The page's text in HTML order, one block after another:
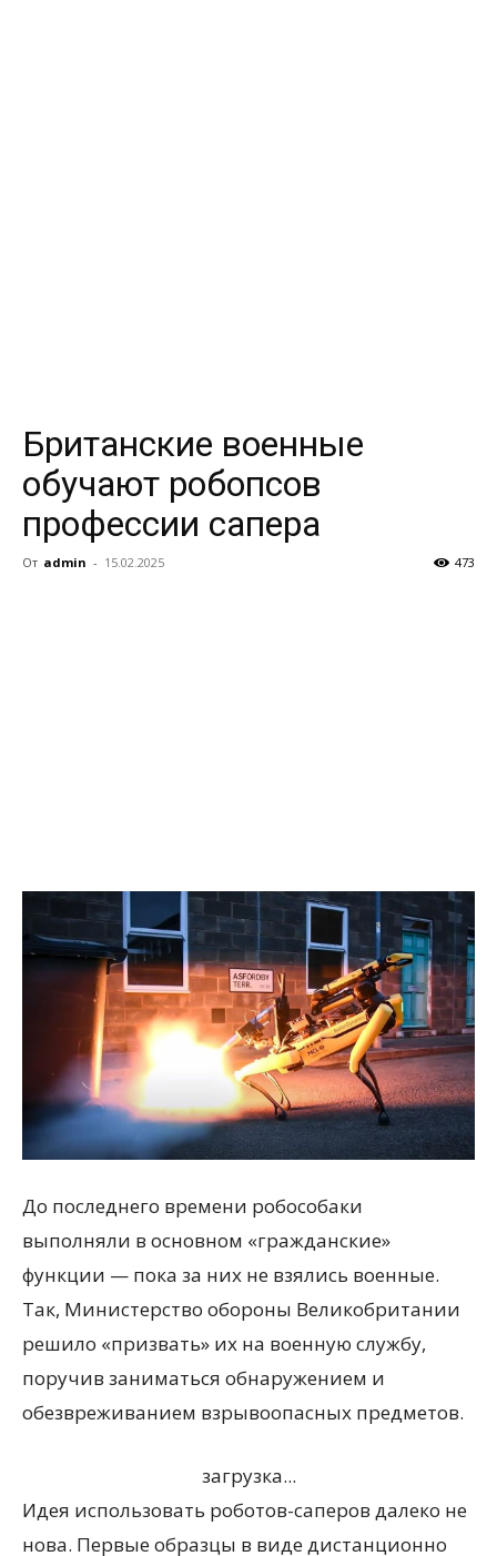
Британские военные
обучают робопсов
профессии сапера
От admin - 15.02.2025 473
До последнего времени робособаки
выполняли в основном «гражданские»
функции — пока за них не взялись военные.
Так, Министерство обороны Великобритании
решило «призвать» их на военную службу,
поручив заниматься обнаружением и
обезвреживанием взрывоопасных предметов.
загрузка...
Идея использовать роботов-саперов далеко не
нова. Первые образцы в виде дистанционно